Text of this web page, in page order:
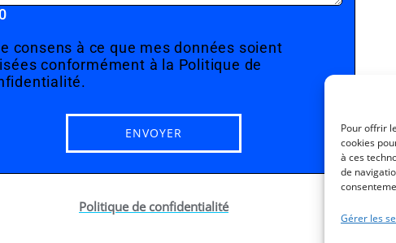
Pour offrir
cookies
à ces
de
Gérer les
consens à ce que mes données soient
conformément à la Politique de
Politique de confidentialité